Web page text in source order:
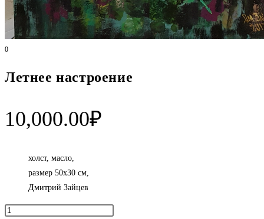
0
Летнее настроение
10,000.00₽
холст, масло,
размер 50х30 см,
Дмитрий Зайцев
Количество